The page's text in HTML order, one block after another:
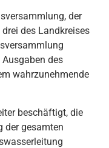
der
des Landkreises
des
wahrzunehmende
beschäftigt, die
der gesamten